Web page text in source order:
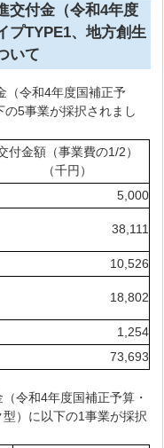
交付金（令和4年度
プTYPE1、地方創生
いて
（令和4年度国補正予
5事業が採択されまし
付金額（事業費の1/2）
（千円）
5,000
38,111
10,526
18,802
1,254
73,693
令和4年度国補正予算・
）に以下の1事業が採択